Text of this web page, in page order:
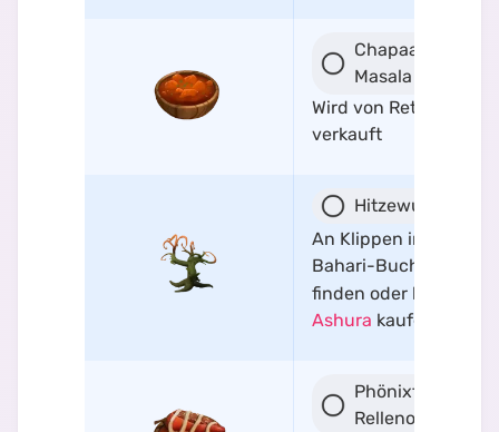
Chapaa-
Masala
Wird von Reth
verkauft
Hitzewurzel
An Klippen in der
Bahari-Bucht
finden oder bei
Ashura kaufen
Phönixfeuer-
Relleno